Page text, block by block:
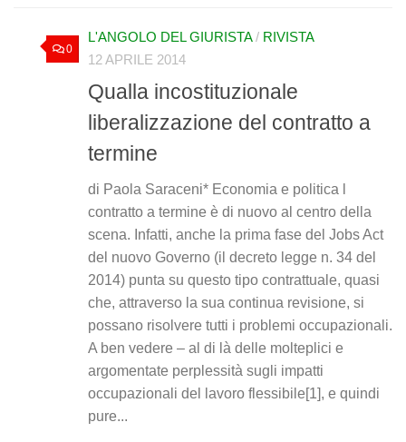
0
L'ANGOLO DEL GIURISTA/ RIVISTA
12 APRILE 2014
Qualla incostituzionale
liberalizzazione del contratto a
termine
di Paola Saraceni* Economia e politica l
contratto a termine è di nuovo al centro della
scena. Infatti, anche la prima fase del Jobs Act
del nuovo Governo (il decreto legge n. 34 del
2014) punta su questo tipo contrattuale, quasi
che, attraverso la sua continua revisione, si
possano risolvere tutti i problemi occupazionali.
A ben vedere – al di là delle molteplici e
argomentate perplessità sugli impatti
occupazionali del lavoro flessibile[1], e quindi
pure...